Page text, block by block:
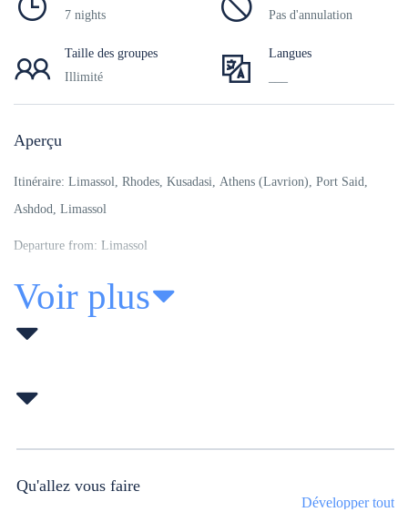
7 nights
Pas d'annulation
Taille des groupes
Illimité
Langues
Aperçu
Itinéraire: Limassol, Rhodes, Kusadasi, Athens (Lavrion), Port Said,
Ashdod, Limassol
Departure from: Limassol
Voir plus
Qu'allez vous faire
Développer tout